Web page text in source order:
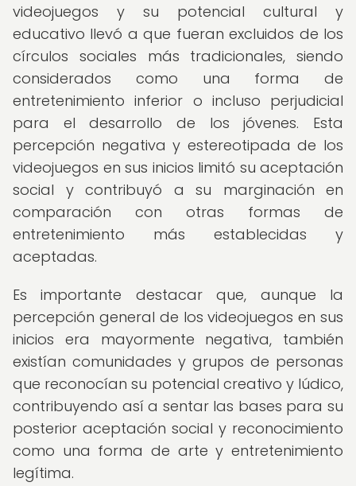
videojuegos y su potencial cultural y
educativo llevó a que fueran excluidos de los
círculos sociales más tradicionales, siendo
considerados como una forma de
entretenimiento inferior o incluso perjudicial
para el desarrollo de los jóvenes. Esta
percepción negativa y estereotipada de los
videojuegos en sus inicios limitó su aceptación
social y contribuyó a su marginación en
comparación con otras formas de
entretenimiento más establecidas y
aceptadas.
Es importante destacar que, aunque la
percepción general de los videojuegos en sus
inicios era mayormente negativa, también
existían comunidades y grupos de personas
que reconocían su potencial creativo y lúdico,
contribuyendo así a sentar las bases para su
posterior aceptación social y reconocimiento
como una forma de arte y entretenimiento
legítima.